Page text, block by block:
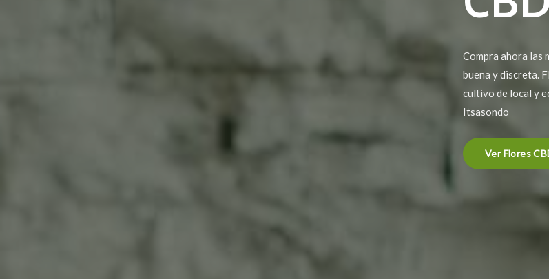
Compra ahora las
buena y discreta.
cultivo de local y
Itsasondo
Ver Flores